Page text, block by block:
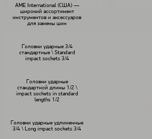
AME International (США) —
широкий ассортимент
инструментов и аксессуаров
для замены шин
Головки ударные 3/4
стандартные \ Standard
impact sockets 3/4
Головки ударные
стандартной длины 1/2 \
impact sockets in standard
lengths 1/2
Головки ударные удлиненные
3/4 \ Long impact sockets 3/4
В наличии